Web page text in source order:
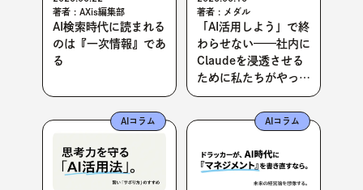
著者 : AXis編集部
AI検索時代に読まれる
のは『一次情報』であ
る
著者 : メダル
「AI活用しよう」で終
わらせない——社内に
Claudeを浸透させる
ために私たちがやった
こと
AIコラム AIコラム